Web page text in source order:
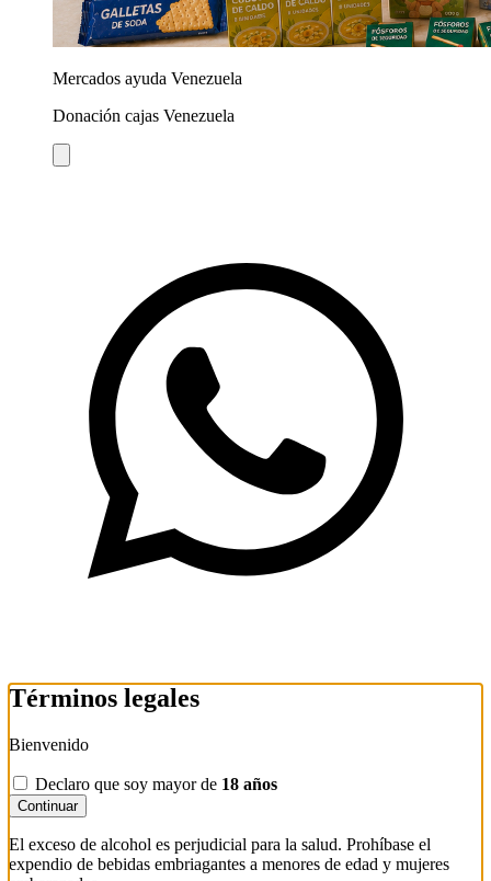
Mercados ayuda Venezuela
Donación cajas Venezuela
Términos legales
Bienvenido
Declaro que soy mayor de 18 años
Continuar
El exceso de alcohol es perjudicial para la salud. Prohíbase el
expendio de bebidas embriagantes a menores de edad y mujeres